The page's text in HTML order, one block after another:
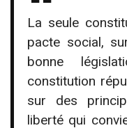
La seule
pacte social,
bonne
constitution
sur des
liberté qui